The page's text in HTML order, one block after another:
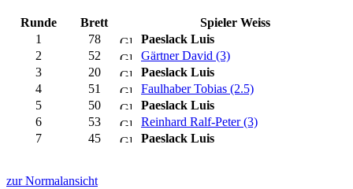
Runde Brett
Spieler Weiss
1
78
Paeslack Luis
2
52
Gärtner David (3)
3
20
Paeslack Luis
4
51
Faulhaber Tobias (2.5)
5
50
Paeslack Luis
6
53
Reinhard Ralf-Peter (3)
7
45 Paeslack Luis
zur Normalansicht